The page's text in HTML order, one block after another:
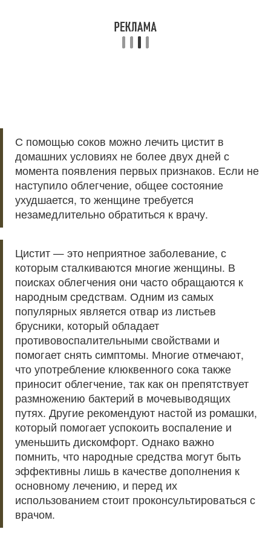
С помощью соков можно лечить цистит в
домашних условиях не более двух дней с
момента появления первых признаков. Если не
наступило облегчение, общее состояние
ухудшается, то женщине требуется
незамедлительно обратиться к врачу.
Цистит — это неприятное заболевание, с
которым сталкиваются многие женщины. В
поисках облегчения они часто обращаются к
народным средствам. Одним из самых
популярных является отвар из листьев
брусники, который обладает
противовоспалительными свойствами и
помогает снять симптомы. Многие отмечают,
что употребление клюквенного сока также
приносит облегчение, так как он препятствует
размножению бактерий в мочевыводящих
путях. Другие рекомендуют настой из ромашки,
который помогает успокоить воспаление и
уменьшить дискомфорт. Однако важно
помнить, что народные средства могут быть
эффективны лишь в качестве дополнения к
основному лечению, и перед их
использованием стоит проконсультироваться с
врачом.